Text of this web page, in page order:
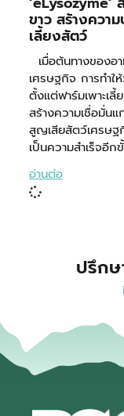
ขาว สร้างควา
เลี้ยงสัตว์
เมื่อต้นทางของอ
เศรษฐกิจ การทำ
ตั้งแต่ฟาร์มเพาะเ
สร้างความเชื่อมั่น
สูญเสียสัตว์เศรษฐ
เป็นความสำเร็จอี
อ่านต่อ
ปรึก